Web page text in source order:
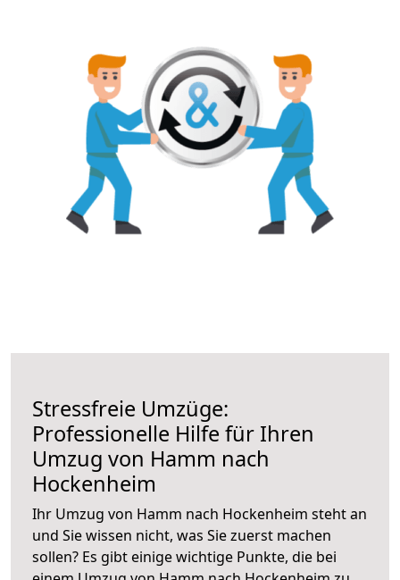
Stressfreie Umzüge:
Professionelle Hilfe für Ihren
Umzug von Hamm nach
Hockenheim
Ihr Umzug von Hamm nach Hockenheim steht an
und Sie wissen nicht, was Sie zuerst machen
sollen? Es gibt einige wichtige Punkte, die bei